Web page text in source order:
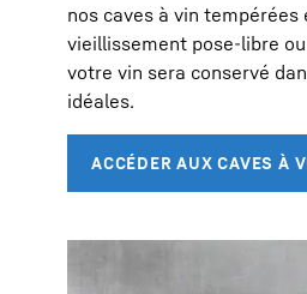
nos caves à vin tempérées
vieillissement pose-libre
votre vin sera conservé
idéales.